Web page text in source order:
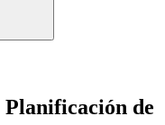
Planificación de